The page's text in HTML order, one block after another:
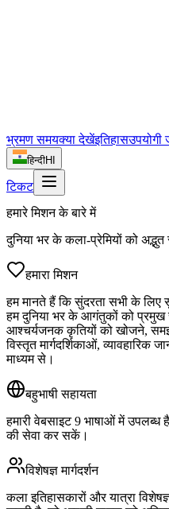
भ्रमण समयक्या देखेंइतिहासउपयोगी
हिन्दीHI
टिकट
हमारे मिशन के बारे में
दुनिया भर के कला-प्रेमियों को
हमारा मिशन
हम मानते हैं कि सुंदरता सभी के लिए
हम दुनिया भर के आगंतुकों को प्रमुख
आश्चर्यजनक कृतियों को खोजने,
विस्तृत मार्गदर्शिकाओं,
माध्यम से।
बहुभाषी सहायता
हमारी वेबसाइट 9 भाषाओं में उपलब्ध
की सेवा कर सकें।
विशेषज्ञ मार्गदर्शन
कला इतिहासकारों और यात्रा